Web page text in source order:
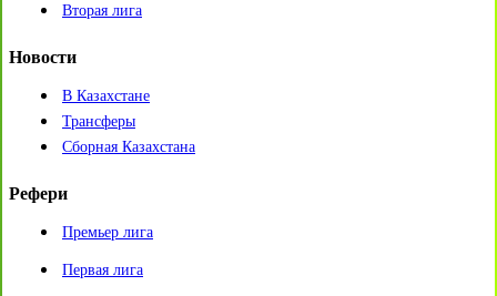
Вторая лига
Новости
В Казахстане
Трансферы
Сборная Казахстана
Рефери
Премьер лига
Первая лига